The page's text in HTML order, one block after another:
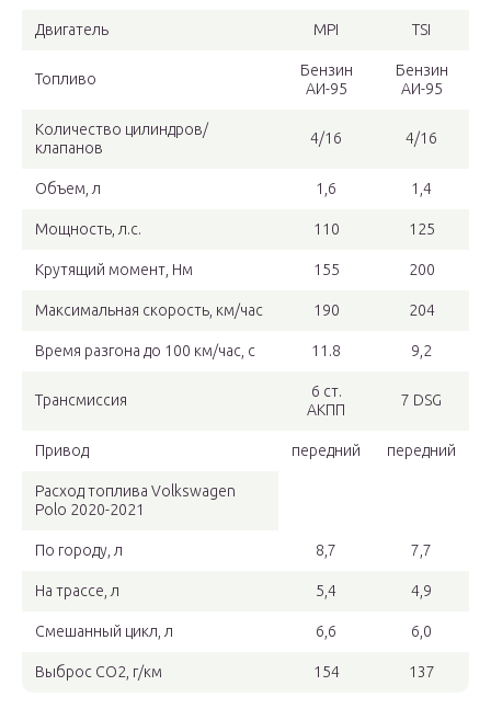
Двигатель MPI TSI
Топливо
Бензин
АИ-95
Бензин
АИ-95
Количество цилиндров/
клапанов
4/16 4/16
Объем, л 1,6 1,4
Мощность, л.с. 110 125
Крутящий момент, Нм 155 200
Максимальная скорость, км/час 190 204
Время разгона до 100 км/час, с 11.8 9,2
Трансмиссия
6 ст.
АКПП
7 DSG
Привод передний передний
Расход топлива Volkswagen
Polo 2020-2021
По городу, л 8,7 7,7
На трассе, л 5,4 4,9
Смешанный цикл, л 6,6 6,0
Выброс СО2, г/км 154 137